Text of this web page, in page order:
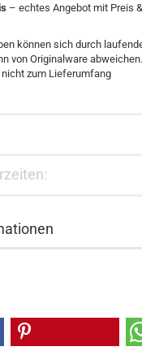
– echtes Angebot mit Preis
können sich durch
von Originalware
zum Lieferumfang